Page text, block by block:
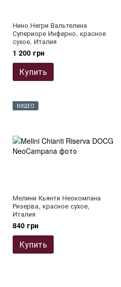
Нино Негри Вальтелина
Супериоре Инферно, красное
сухое, Италия
1 200 грн
Купить
ВИДЕО
Мелини Кьянти Неокомпана
Ризерва, красное сухое,
Италия
840 грн
Купить